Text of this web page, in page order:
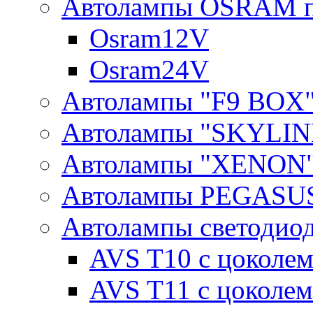
Автолампы OSRAM
Osram12V
Osram24V
Автолампы "F9
Автолампы
Автолампы
Автолампы
Автолампы
AVS T10 с
AVS T11 с